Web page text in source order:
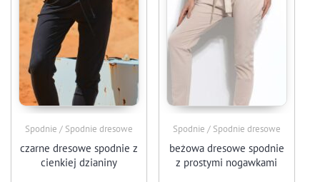
Spodnie / Spodnie dresowe
czarne dresowe spodnie z
cienkiej dzianiny
Spodnie / Spodnie dresowe
beżowa dresowe spodnie
z prostymi nogawkami